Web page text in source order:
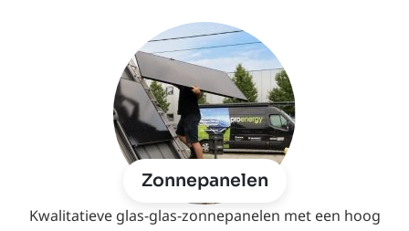
Zonnepanelen
Kwalitatieve glas-glas-zonnepanelen met een hoog